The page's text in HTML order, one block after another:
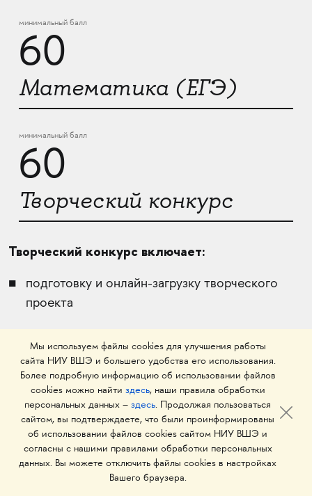
минимальный балл
60
Математика (ЕГЭ)
минимальный балл
60
Творческий конкурс
Творческий конкурс включает:
подготовку и онлайн-загрузку творческого
проекта
Подробнее об условиях поступления
ПОДРОБНЕЕ О ПРОГРАММЕ
Мы используем файлы cookies для улучшения работы
сайта НИУ ВШЭ и большего удобства его использования.
Более подробную информацию об использовании файлов
cookies можно найти здесь, наши правила обработки
персональных данных – здесь. Продолжая пользоваться
сайтом, вы подтверждаете, что были проинформированы
об использовании файлов cookies сайтом НИУ ВШЭ и
согласны с нашими правилами обработки персональных
данных. Вы можете отключить файлы cookies в настройках
Вашего браузера.